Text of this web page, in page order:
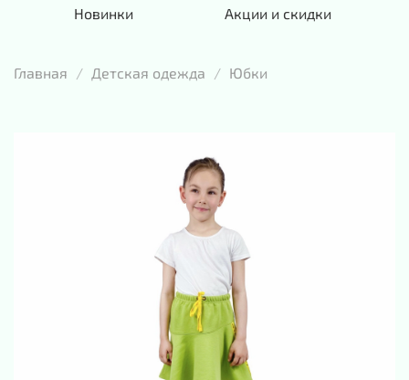
Новинки Акции и скидки
Главная Детская одежда Юбки